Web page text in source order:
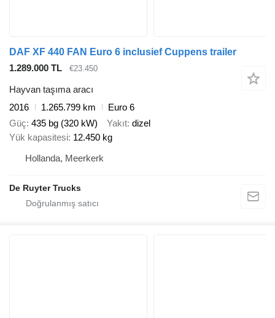
DAF XF 440 FAN Euro 6 inclusief Cuppens trailer
1.289.000 TL
€23.450
Hayvan taşıma aracı
2016
1.265.799 km
Euro 6
Güç 435 bg (320 kW) Yakıt dizel
Yük kapasitesi 12.450 kg
Hollanda, Meerkerk
De Ruyter Trucks